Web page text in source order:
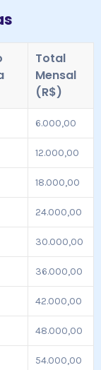
Total
Mensal
(R$)
6.000,00
12.000,00
18.000,00
24.000,00
30.000,00
36.000,00
42.000,00
48.000,00
54.000,00